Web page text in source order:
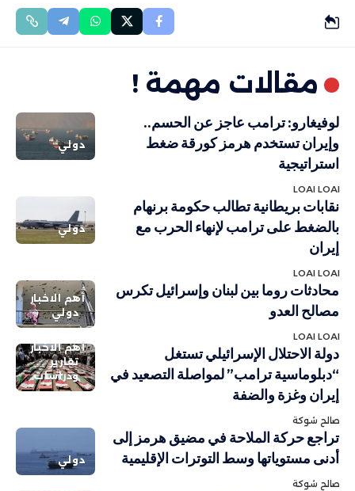
مقالات مهمة !
دولي
لوفيغارو: ترامب عاجز عن الحسم..
وإيران تستخدم هرمز كورقة ضغط
استراتيجية
LOAI LOAI
دولي
نقابات بريطانية تطالب حكومة برنهام
بالضغط على ترامب لإنهاء الحرب مع
إيران
LOAI LOAI
أهم الاخبار
دولي
محادثات روما بين لبنان وإسرائيل تكرس
مصالح العدو
LOAI LOAI
أهم الاخبار
تقارير
ودراسات
دولة الاحتلال الإسرائيلي تستغل
“دبلوماسية ترامب” لمواصلة التصعيد في
إيران وغزة والضفة
صالح شوكة
دولي
تراجع حركة الملاحة في مضيق هرمز إلى
أدنى مستوياتها وسط التوترات الإقليمية
صالح شوكة